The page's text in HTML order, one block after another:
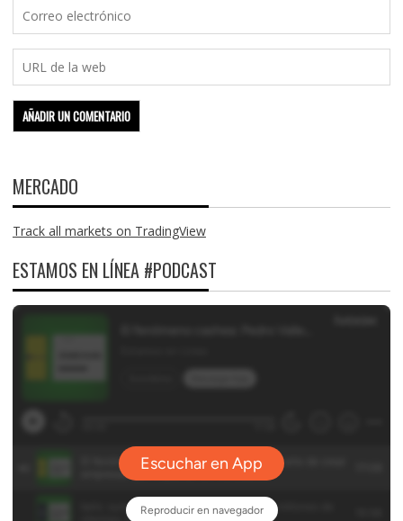
MERCADO
Track all markets on TradingView
ESTAMOS EN LÍNEA #PODCAST